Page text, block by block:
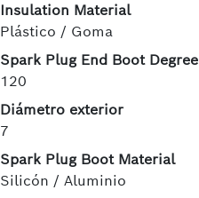
Insulation Material
Plástico / Goma
Spark Plug End Boot Degree
120
Diámetro exterior
7
Spark Plug Boot Material
Silicón / Aluminio